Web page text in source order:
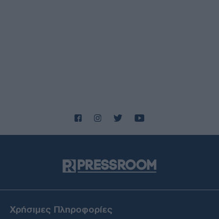
07/08/26 - 20:29
07/08/26 - 20:05
Χρήσιμες Πληροφορίες